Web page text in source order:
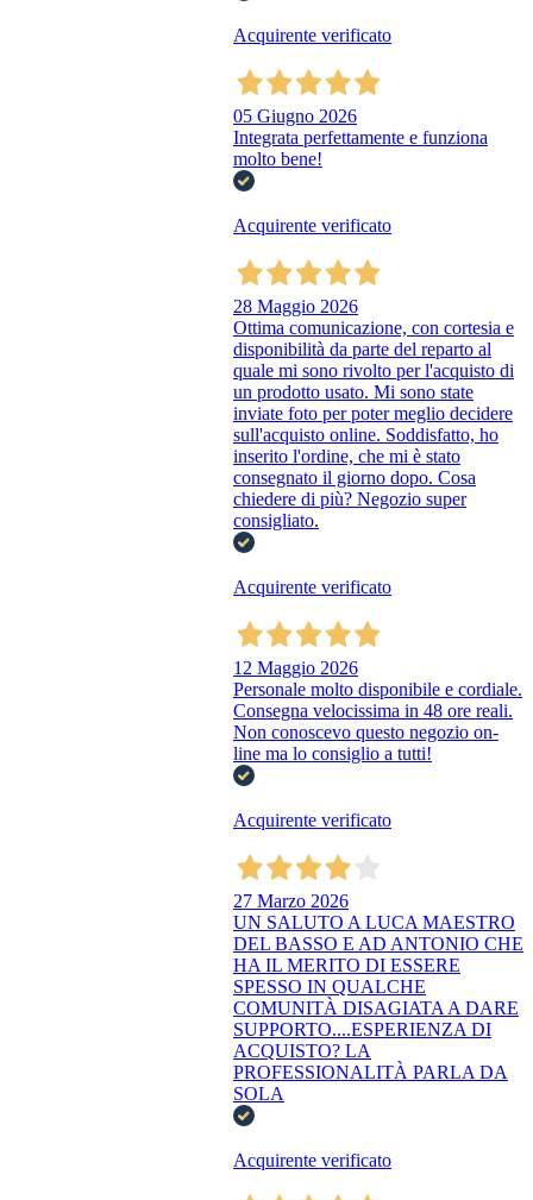
Acquirente verificato
05 Giugno 2026
Integrata perfettamente e funziona
molto bene!
Acquirente verificato
28 Maggio 2026
Ottima comunicazione, con cortesia e
disponibilità da parte del reparto al
quale mi sono rivolto per l'acquisto di
un prodotto usato. Mi sono state
inviate foto per poter meglio decidere
sull'acquisto online. Soddisfatto, ho
inserito l'ordine, che mi è stato
consegnato il giorno dopo. Cosa
chiedere di più? Negozio super
consigliato.
Acquirente verificato
12 Maggio 2026
Personale molto disponibile e cordiale.
Consegna velocissima in 48 ore reali.
Non conoscevo questo negozio on-
line ma lo consiglio a tutti!
Acquirente verificato
27 Marzo 2026
UN SALUTO A LUCA MAESTRO
DEL BASSO E AD ANTONIO CHE
HA IL MERITO DI ESSERE
SPESSO IN QUALCHE
COMUNITÀ DISAGIATA A DARE
SUPPORTO....ESPERIENZA DI
ACQUISTO? LA
PROFESSIONALITÀ PARLA DA
SOLA
Acquirente verificato